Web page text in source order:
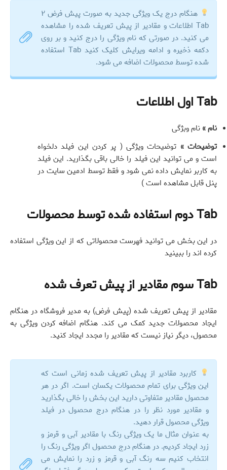
هنگام درج یک ویژگی جدید به صورت پیش فرض ۲
Tab اطلاعات و مقادیر از پیش تعریف شده را مشاهده
می کنید. در صورتی که نام ویژگی را درج کنید و بر روی
دکمه ذخیره و ادامه ویرایش کلیک کنید Tab استفاده
شده توسط محصولات اضافه می شود.
Tab اول اطلاعات
نام » نام وبژگی
توضیحات » توضیحات ویژگی ( پر کردن این فیلد دلخواه
است و می توانید این فیلد را خالی باقی بگذارید. این فیلد
به کاربر نمایش داده نمی شود و فقط توسط ادمین سایت در
پنل قابل مشاهده است )
Tab دوم استفاده شده توسط محصولات
در این بخش می توانید فهرست محصولاتی که از این ویژگی استفاده
کرده اند را ببینید
Tab سوم مقادیر از پیش تعرف شده
مقادیر از پیش تعریف شده (پیش فرض) به مدیر فروشگاه در هنگام
ایجاد محصولات جدید کمک می کند. هنگام اضافه کردن ویژگی به
محصول، دیگر نیاز نیست که مقادیر را مجدد ایجاد کنید.
کاربرد مقادیر از پیش تعریف شده زمانی است که
این ویژگی برای تمام محصولات یکسان است. اگر در هر
محصول مقادیر متفاوتی دارید این بخش را خالی بگذارید
و مقادیر مورد نظر را در هنگام درج محصول در فیلد
ویژگی محصول قرار دهید.
به عنوان مثال ما یک ویژگی رنگ با مقادیر آبی و قرمز و
زرد ایجاد کردیم. در هنگام درج محصول اگر ویژگی رنگ را
انتخاب کنیم سه رنگ آبی و قرمز و زرد را نمایش می